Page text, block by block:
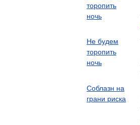
торопить
ночь
Не будем
торопить
ночь
Соблазн на
грани риска